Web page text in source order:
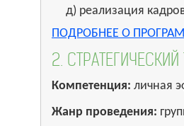
д) реализация
ПОДРОБНЕЕ О
2.
Компетенция: личная
Жанр проведения: